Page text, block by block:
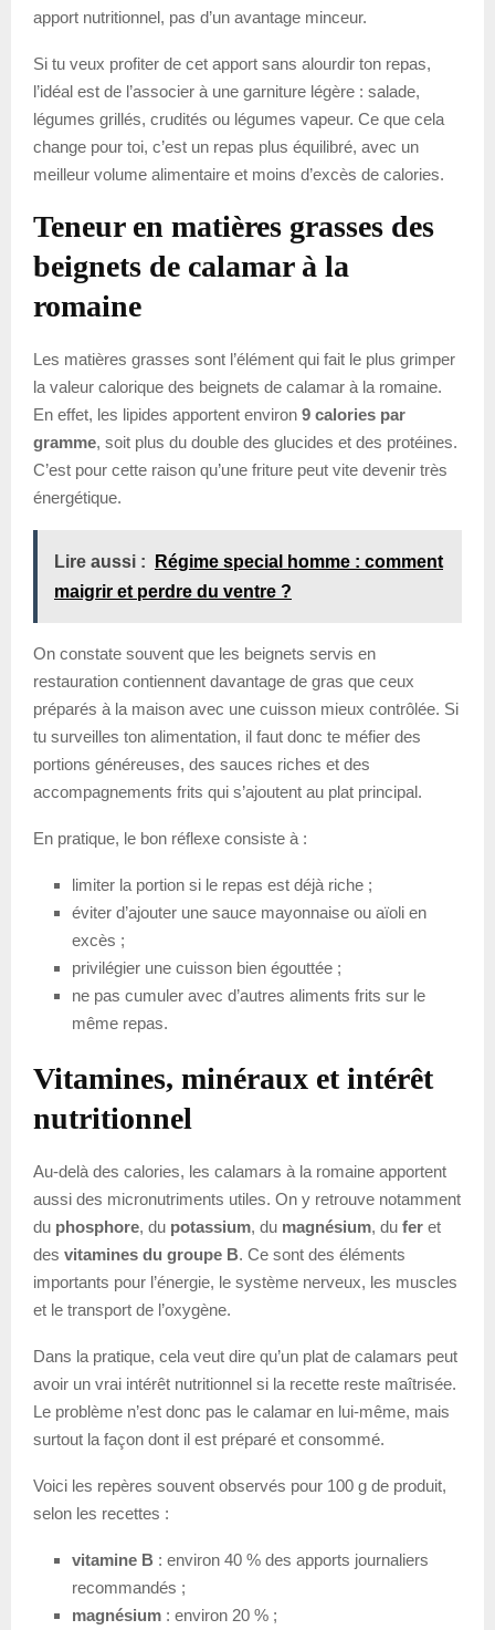
apport nutritionnel, pas d’un avantage minceur.
Si tu veux profiter de cet apport sans alourdir ton repas,
l’idéal est de l’associer à une garniture légère : salade,
légumes grillés, crudités ou légumes vapeur. Ce que cela
change pour toi, c’est un repas plus équilibré, avec un
meilleur volume alimentaire et moins d’excès de calories.
Teneur en matières grasses des
beignets de calamar à la
romaine
Les matières grasses sont l’élément qui fait le plus grimper
la valeur calorique des beignets de calamar à la romaine.
En effet, les lipides apportent environ 9 calories par
gramme, soit plus du double des glucides et des protéines.
C’est pour cette raison qu’une friture peut vite devenir très
énergétique.
Lire aussi :
Régime special homme : comment
maigrir et perdre du ventre ?
On constate souvent que les beignets servis en
restauration contiennent davantage de gras que ceux
préparés à la maison avec une cuisson mieux contrôlée. Si
tu surveilles ton alimentation, il faut donc te méfier des
portions généreuses, des sauces riches et des
accompagnements frits qui s’ajoutent au plat principal.
En pratique, le bon réflexe consiste à :
limiter la portion si le repas est déjà riche ;
éviter d’ajouter une sauce mayonnaise ou aïoli en
excès ;
privilégier une cuisson bien égouttée ;
ne pas cumuler avec d’autres aliments frits sur le
même repas.
Vitamines, minéraux et intérêt
nutritionnel
Au-delà des calories, les calamars à la romaine apportent
aussi des micronutriments utiles. On y retrouve notamment
du phosphore, du potassium, du magnésium, du fer et
des vitamines du groupe B. Ce sont des éléments
importants pour l’énergie, le système nerveux, les muscles
et le transport de l’oxygène.
Dans la pratique, cela veut dire qu’un plat de calamars peut
avoir un vrai intérêt nutritionnel si la recette reste maîtrisée.
Le problème n’est donc pas le calamar en lui-même, mais
surtout la façon dont il est préparé et consommé.
Voici les repères souvent observés pour 100 g de produit,
selon les recettes :
vitamine B : environ 40 % des apports journaliers
recommandés ;
magnésium : environ 20 % ;